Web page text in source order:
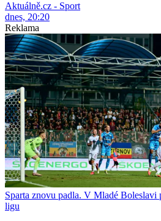
Aktuálně.cz - Sport
dnes, 20:20
Reklama
Sparta znovu padla. V Mladé Boleslavi
ligu